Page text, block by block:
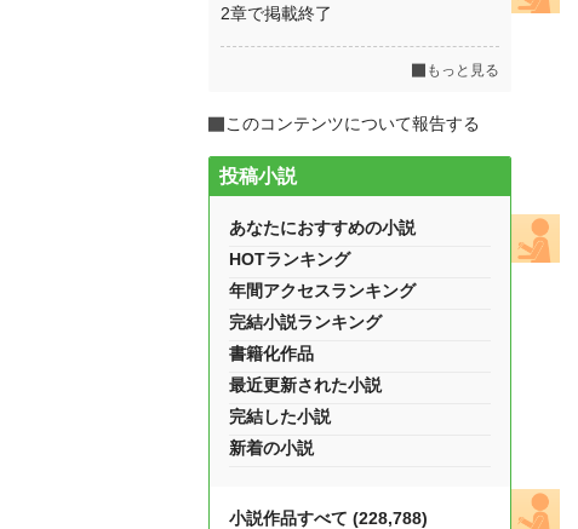
2章で掲載終了
もっと見る
このコンテンツについて報告する
投稿小説
あなたにおすすめの小説
HOTランキング
年間アクセスランキング
完結小説ランキング
書籍化作品
最近更新された小説
完結した小説
新着の小説
小説作品すべて (228,788)